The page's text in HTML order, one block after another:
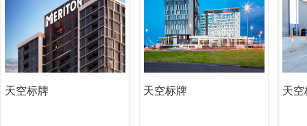
天空标牌 天空标牌 天空